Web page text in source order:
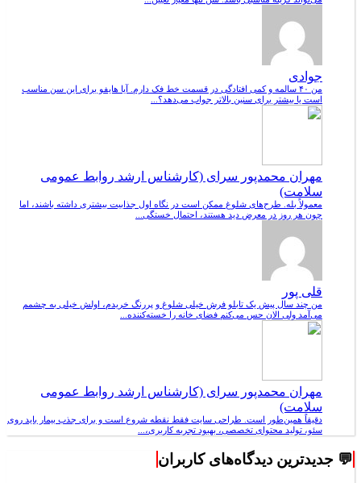
جوادی
من ۴۰ سالمه و کمی افتادگی در قسمت خط فک دارم. آیا هایفو برای این سن مناسب
است یا بیشتر برای سنین بالاتر جواب می‌دهد؟...
مهران محمدپور سرای (کارشناس ارشد روابط عمومی
سلامت)
معمولاً بله. طرح‌های شلوغ ممکن است در نگاه اول جذابیت بیشتری داشته باشند، اما
چون هر روز در معرض دید هستند، احتمال خستگی...
قلی پور
من چند سال پیش یک تابلو فرش خیلی شلوغ و پررنگ خریدم، اولش خیلی به چشمم
می‌آمد ولی الان حس می‌کنم فضای خانه را خسته‌کننده...
مهران محمدپور سرای (کارشناس ارشد روابط عمومی
سلامت)
دقیقاً همین‌طور است. طراحی سایت فقط نقطه شروع است و برای جذب بیمار باید روی
سئو، تولید محتوای تخصصی، بهبود تجربه کاربری،...
💬 جدیدترین دیدگاه‌های کاربران